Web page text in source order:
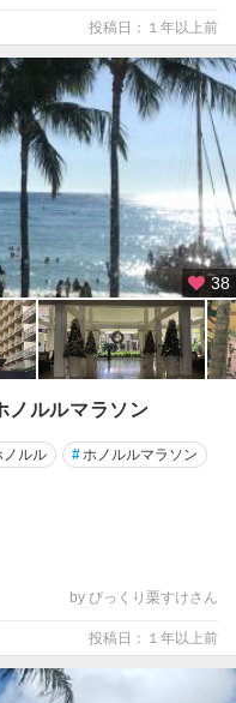
投稿日：１年以上前
38
ノルルマラソン
ノルル #ホノルルマラソン
by びっくり栗すけさん
投稿日：１年以上前